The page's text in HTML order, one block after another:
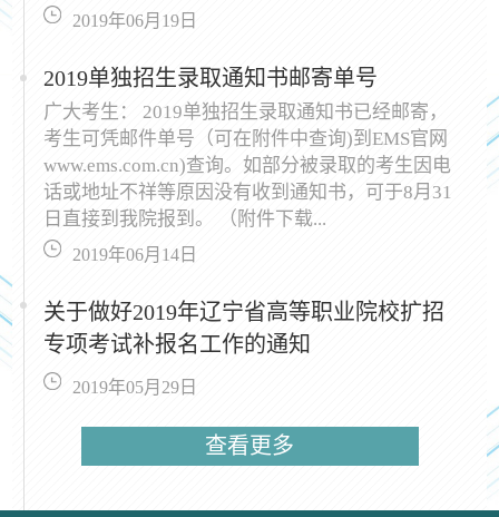
2019年06月19日
2019单独招生录取通知书邮寄单号
广大考生： 2019单独招生录取通知书已经邮寄，
考生可凭邮件单号（可在附件中查询)到EMS官网
www.ems.com.cn)查询。如部分被录取的考生因电
话或地址不祥等原因没有收到通知书，可于8月31
日直接到我院报到。 （附件下载...
2019年06月14日
关于做好2019年辽宁省高等职业院校扩招
专项考试补报名工作的通知
2019年05月29日
查看更多